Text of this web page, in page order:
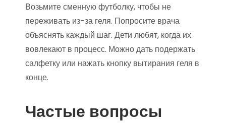
Возьмите сменную футболку, чтобы не
переживать из-за геля. Попросите врача
объяснять каждый шаг. Дети любят, когда их
вовлекают в процесс. Можно дать подержать
салфетку или нажать кнопку вытирания геля в
конце.
Частые вопросы